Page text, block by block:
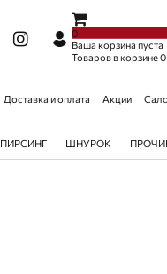
0
Ваша корзина пуста
Товаров в корзине0
Доставка и оплата Акции
ПИРСИНГ ШНУРОК